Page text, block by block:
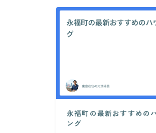
永福町の最新おすすめの
ング